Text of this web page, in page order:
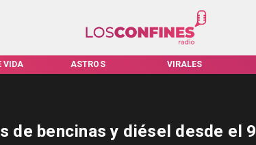
VIDA ASTROS VIRALES
de bencinas y diésel desde el 9